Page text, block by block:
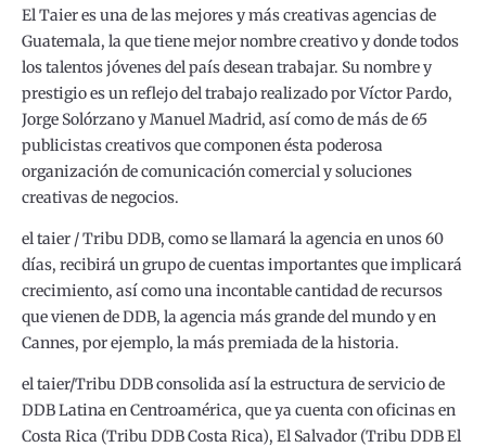
El Taier es una de las mejores y más creativas agencias de
Guatemala, la que tiene mejor nombre creativo y donde todos
los talentos jóvenes del país desean trabajar. Su nombre y
prestigio es un reflejo del trabajo realizado por Víctor Pardo,
Jorge Solórzano y Manuel Madrid, así como de más de 65
publicistas creativos que componen ésta poderosa
organización de comunicación comercial y soluciones
creativas de negocios.
el taier / Tribu DDB, como se llamará la agencia en unos 60
días, recibirá un grupo de cuentas importantes que implicará
crecimiento, así como una incontable cantidad de recursos
que vienen de DDB, la agencia más grande del mundo y en
Cannes, por ejemplo, la más premiada de la historia.
el taier/Tribu DDB consolida así la estructura de servicio de
DDB Latina en Centroamérica, que ya cuenta con oficinas en
Costa Rica (Tribu DDB Costa Rica), El Salvador (Tribu DDB El